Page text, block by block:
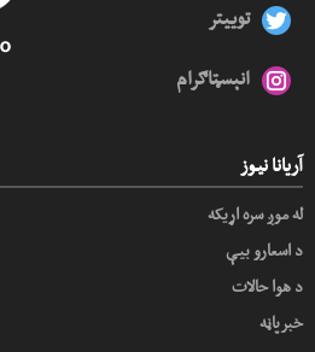
توییتر
انېسټاګرام
آریانا نیوز
له موږ سره اړیکه
د اسعارو بیې
د هوا حالات
خبرپاڼه